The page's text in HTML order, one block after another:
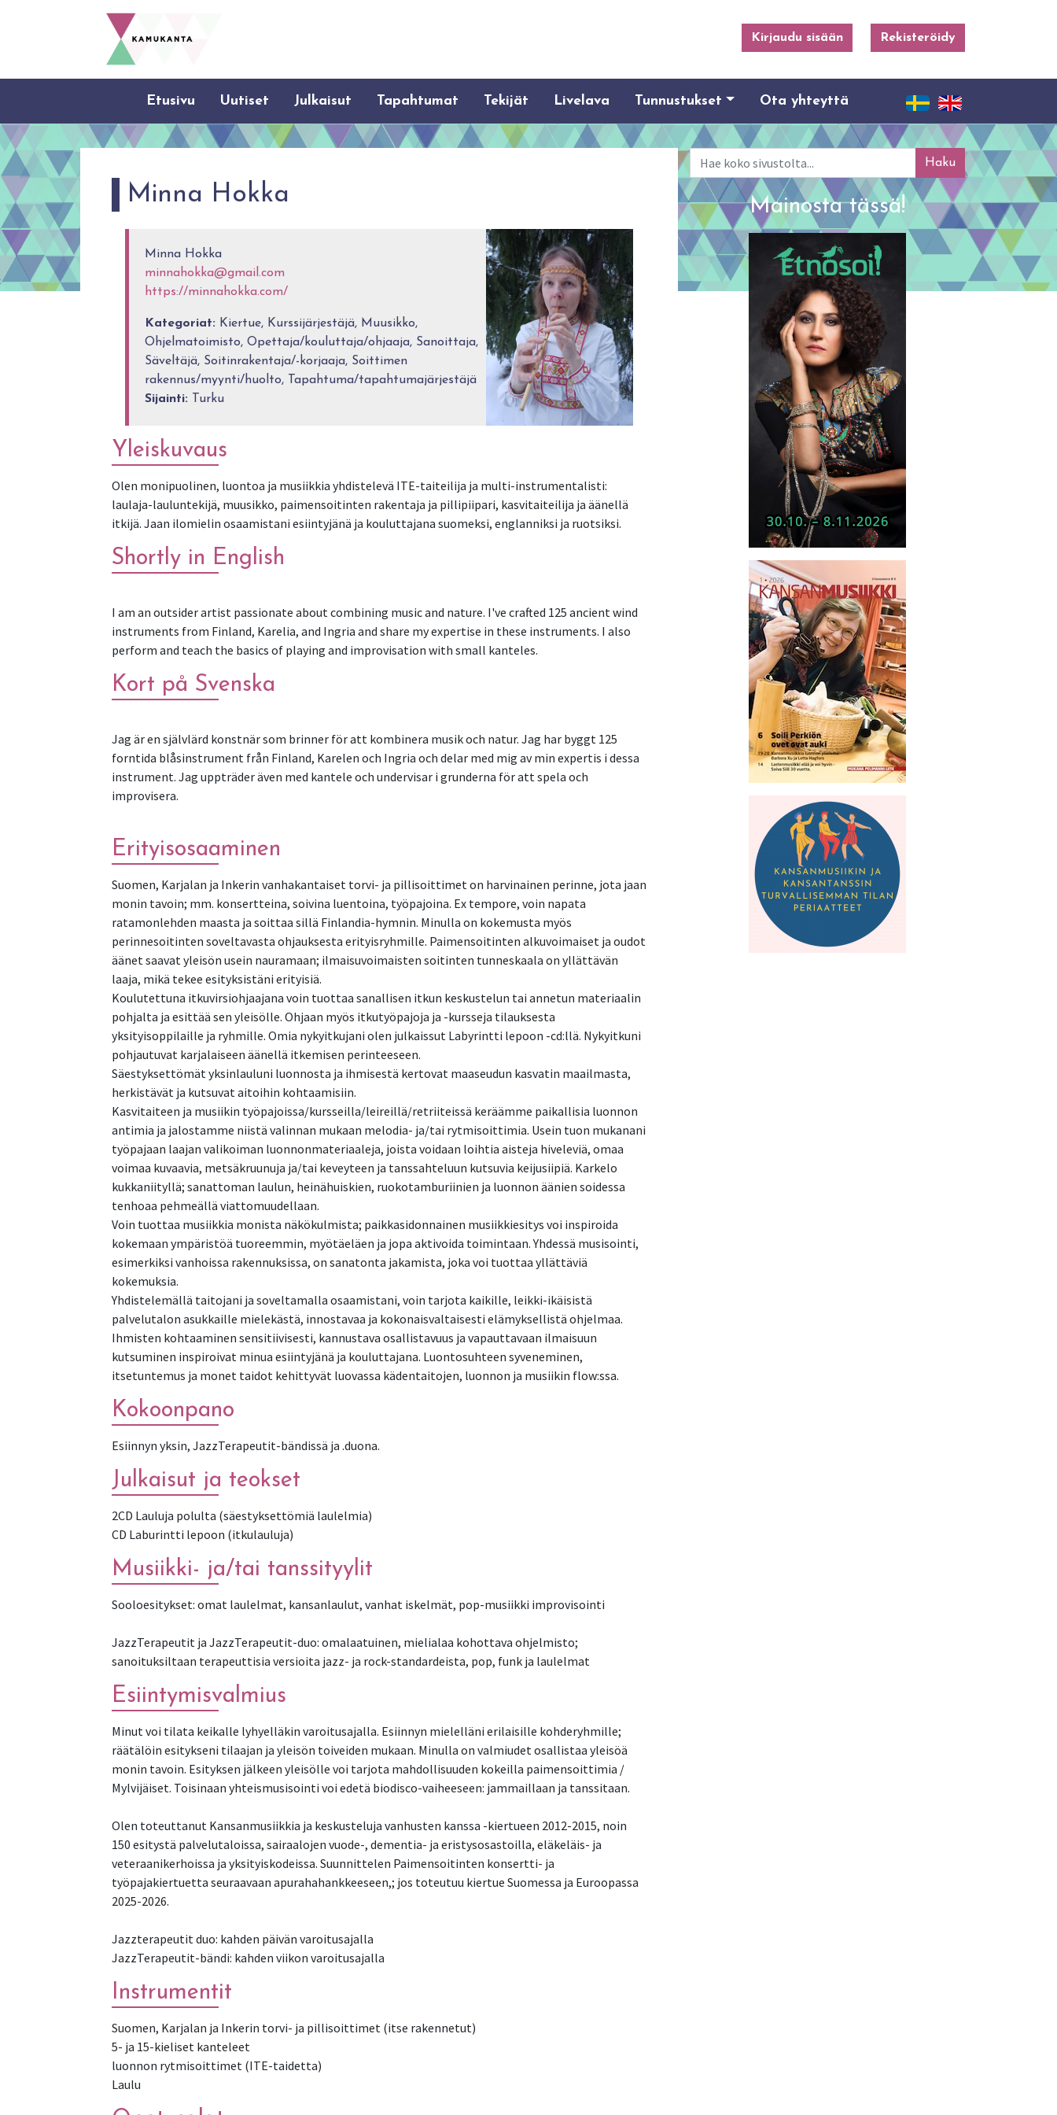
Kirjaudu sisään Rekisteröidy
Etusivu Uutiset Julkaisut Tapahtumat Tekijät Livelava Tunnustukset Ota yhteyttä
Minna Hokka
Minna Hokka
minnahokka@gmail.com
https://minnahokka.com/
Kategoriat: Kiertue, Kurssijärjestäjä, Muusikko,
Ohjelmatoimisto, Opettaja/kouluttaja/ohjaaja, Sanoittaja,
Säveltäjä, Soitinrakentaja/-korjaaja, Soittimen
rakennus/myynti/huolto, Tapahtuma/tapahtumajärjestäjä
Sijainti: Turku
Yleiskuvaus
Olen monipuolinen, luontoa ja musiikkia yhdistelevä ITE-taiteilija ja multi-instrumentalisti:
laulaja-lauluntekijä, muusikko, paimensoitinten rakentaja ja pillipiipari, kasvitaiteilija ja äänellä
itkijä. Jaan ilomielin osaamistani esiintyjänä ja kouluttajana suomeksi, englanniksi ja ruotsiksi.
Shortly in English
I am an outsider artist passionate about combining music and nature. I've crafted 125 ancient wind
instruments from Finland, Karelia, and Ingria and share my expertise in these instruments. I also
perform and teach the basics of playing and improvisation with small kanteles.
Kort på Svenska
Jag är en självlärd konstnär som brinner för att kombinera musik och natur. Jag har byggt 125
forntida blåsinstrument från Finland, Karelen och Ingria och delar med mig av min expertis i dessa
instrument. Jag uppträder även med kantele och undervisar i grunderna för att spela och
improvisera.
Erityisosaaminen
Suomen, Karjalan ja Inkerin vanhakantaiset torvi- ja pillisoittimet on harvinainen perinne, jota jaan
monin tavoin; mm. konsertteina, soivina luentoina, työpajoina. Ex tempore, voin napata
ratamonlehden maasta ja soittaa sillä Finlandia-hymnin. Minulla on kokemusta myös
perinnesoitinten soveltavasta ohjauksesta erityisryhmille. Paimensoitinten alkuvoimaiset ja oudot
äänet saavat yleisön usein nauramaan; ilmaisuvoimaisten soitinten tunneskaala on yllättävän
laaja, mikä tekee esityksistäni erityisiä.
Koulutettuna itkuvirsiohjaajana voin tuottaa sanallisen itkun keskustelun tai annetun materiaalin
pohjalta ja esittää sen yleisölle. Ohjaan myös itkutyöpajoja ja -kursseja tilauksesta
yksityisoppilaille ja ryhmille. Omia nykyitkujani olen julkaissut Labyrintti lepoon -cd:llä. Nykyitkuni
pohjautuvat karjalaiseen äänellä itkemisen perinteeseen.
Säestyksettömät yksinlauluni luonnosta ja ihmisestä kertovat maaseudun kasvatin maailmasta,
herkistävät ja kutsuvat aitoihin kohtaamisiin.
Kasvitaiteen ja musiikin työpajoissa/kursseilla/leireillä/retriiteissä keräämme paikallisia luonnon
antimia ja jalostamme niistä valinnan mukaan melodia- ja/tai rytmisoittimia. Usein tuon mukanani
työpajaan laajan valikoiman luonnonmateriaaleja, joista voidaan loihtia aisteja hiveleviä, omaa
voimaa kuvaavia, metsäkruunuja ja/tai keveyteen ja tanssahteluun kutsuvia keijusiipiä. Karkelo
kukkaniityllä; sanattoman laulun, heinähuiskien, ruokotamburiinien ja luonnon äänien soidessa
tenhoaa pehmeällä viattomuudellaan.
Voin tuottaa musiikkia monista näkökulmista; paikkasidonnainen musiikkiesitys voi inspiroida
kokemaan ympäristöä tuoreemmin, myötäeläen ja jopa aktivoida toimintaan. Yhdessä musisointi,
esimerkiksi vanhoissa rakennuksissa, on sanatonta jakamista, joka voi tuottaa yllättäviä
kokemuksia.
Yhdistelemällä taitojani ja soveltamalla osaamistani, voin tarjota kaikille, leikki-ikäisistä
palvelutalon asukkaille mielekästä, innostavaa ja kokonaisvaltaisesti elämyksellistä ohjelmaa.
Ihmisten kohtaaminen sensitiivisesti, kannustava osallistavuus ja vapauttavaan ilmaisuun
kutsuminen inspiroivat minua esiintyjänä ja kouluttajana. Luontosuhteen syveneminen,
Kokoonpano
Esiinnyn yksin, JazzTerapeutit-bändissä ja .duona.
Julkaisut ja teokset
2CD Lauluja polulta (säestyksettömiä laulelmia)
CD Laburintti lepoon (itkulauluja)
Musiikki- ja/tai tanssityylit
Sooloesitykset: omat laulelmat, kansanlaulut, vanhat iskelmät, pop-musiikki improvisointi
JazzTerapeutit ja JazzTerapeutit-duo: omalaatuinen, mielialaa kohottava ohjelmisto;
Esiintymisvalmius
Minut voi tilata keikalle lyhyelläkin varoitusajalla. Esiinnyn mielelläni erilaisille kohderyhmille;
räätälöin esitykseni tilaajan ja yleisön toiveiden mukaan. Minulla on valmiudet osallistaa yleisöä
monin tavoin. Esityksen jälkeen yleisölle voi tarjota mahdollisuuden kokeilla paimensoittimia /
Mylvijäiset. Toisinaan yhteismusisointi voi edetä biodisco-vaiheeseen: jammaillaan ja tanssitaan.
Olen toteuttanut Kansanmusiikkia ja keskusteluja vanhusten kanssa -kiertueen 2012-2015, noin
150 esitystä palvelutaloissa, sairaalojen vuode-, dementia- ja eristysosastoilla, eläkeläis- ja
veteraanikerhoissa ja yksityiskodeissa. Suunnittelen Paimensoitinten konsertti- ja
työpajakiertuetta seuraavaan apurahahankkeeseen,; jos toteutuu kiertue Suomessa ja Euroopassa
2025-2026.
Jazzterapeutit duo: kahden päivän varoitusajalla
Instrumentit
Suomen, Karjalan ja Inkerin torvi- ja pillisoittimet (itse rakennetut)
5- ja 15-kieliset kanteleet
luonnon rytmisoittimet (ITE-taidetta)
Laulu
Haku
Mainosta tässä!